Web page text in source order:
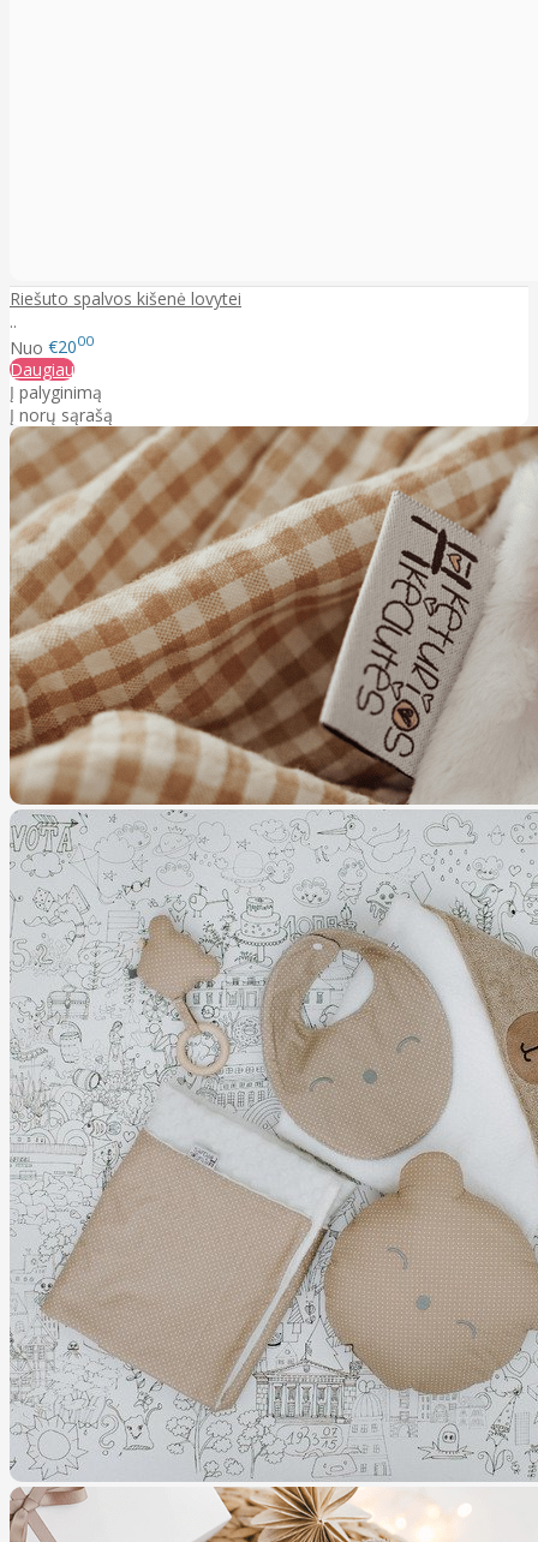
Riešuto spalvos kišenė lovytei
..
Nuo €2000
Daugiau
Į palyginimą
Į norų sąrašą